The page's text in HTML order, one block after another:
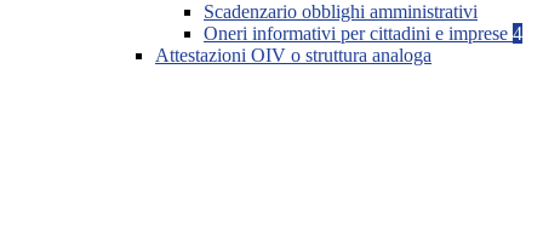
Scadenzario obblighi amministrativi
Oneri informativi per cittadini e imprese 4
Attestazioni OIV o struttura analoga